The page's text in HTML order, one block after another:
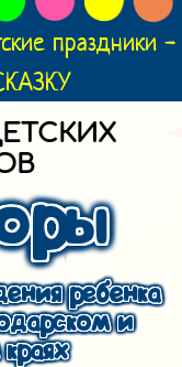
праздники -
ребенка
и